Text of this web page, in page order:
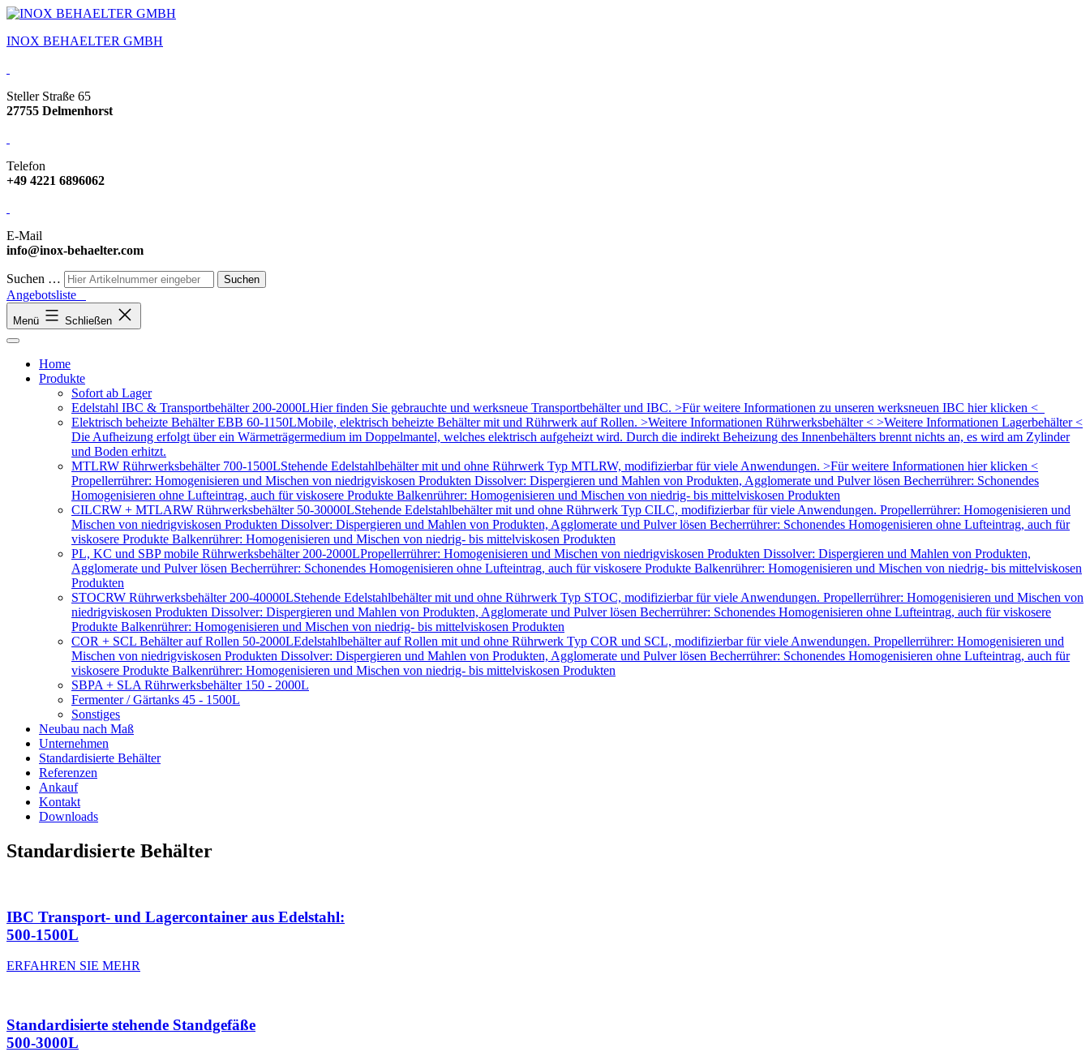
INOX BEHAELTER GMBH
Steller Straße 65
27755 Delmenhorst
Telefon
+49 4221 6896062
E-Mail
info@inox-behaelter.com
Suchen …
Angebotsliste
Menü Schließen
Home
Produkte
Sofort ab Lager
Edelstahl IBC & Transportbehälter 200-2000LHier finden Sie gebrauchte und werksneue Transportbehälter und IBC. >Für weitere Informationen zu unseren werksneuen IBC hier klicken <
Elektrisch beheizte Behälter EBB 60-1150LMobile, elektrisch beheizte Behälter mit und Rührwerk auf Rollen. >Weitere Informationen Rührwerksbehälter < >Weitere Informationen Lagerbehälter <
Die Aufheizung erfolgt über ein Wärmeträgermedium im Doppelmantel, welches elektrisch aufgeheizt wird. Durch die indirekt Beheizung des Innenbehälters brennt nichts an, es wird am Zylinder
und Boden erhitzt.
MTLRW Rührwerksbehälter 700-1500LStehende Edelstahlbehälter mit und ohne Rührwerk Typ MTLRW, modifizierbar für viele Anwendungen. >Für weitere Informationen hier klicken <
Propellerrührer: Homogenisieren und Mischen von niedrigviskosen Produkten Dissolver: Dispergieren und Mahlen von Produkten, Agglomerate und Pulver lösen Becherrührer: Schonendes
Homogenisieren ohne Lufteintrag, auch für viskosere Produkte Balkenrührer: Homogenisieren und Mischen von niedrig- bis mittelviskosen Produkten
CILCRW + MTLARW Rührwerksbehälter 50-30000LStehende Edelstahlbehälter mit und ohne Rührwerk Typ CILC, modifizierbar für viele Anwendungen. Propellerrührer: Homogenisieren und
Mischen von niedrigviskosen Produkten Dissolver: Dispergieren und Mahlen von Produkten, Agglomerate und Pulver lösen Becherrührer: Schonendes Homogenisieren ohne Lufteintrag, auch für
viskosere Produkte Balkenrührer: Homogenisieren und Mischen von niedrig- bis mittelviskosen Produkten
PL, KC und SBP mobile Rührwerksbehälter 200-2000LPropellerrührer: Homogenisieren und Mischen von niedrigviskosen Produkten Dissolver: Dispergieren und Mahlen von Produkten,
Agglomerate und Pulver lösen Becherrührer: Schonendes Homogenisieren ohne Lufteintrag, auch für viskosere Produkte Balkenrührer: Homogenisieren und Mischen von niedrig- bis mittelviskosen
Produkten
STOCRW Rührwerksbehälter 200-40000LStehende Edelstahlbehälter mit und ohne Rührwerk Typ STOC, modifizierbar für viele Anwendungen. Propellerrührer: Homogenisieren und Mischen von
niedrigviskosen Produkten Dissolver: Dispergieren und Mahlen von Produkten, Agglomerate und Pulver lösen Becherrührer: Schonendes Homogenisieren ohne Lufteintrag, auch für viskosere
Produkte Balkenrührer: Homogenisieren und Mischen von niedrig- bis mittelviskosen Produkten
COR + SCL Behälter auf Rollen 50-2000LEdelstahlbehälter auf Rollen mit und ohne Rührwerk Typ COR und SCL, modifizierbar für viele Anwendungen. Propellerrührer: Homogenisieren und
Mischen von niedrigviskosen Produkten Dissolver: Dispergieren und Mahlen von Produkten, Agglomerate und Pulver lösen Becherrührer: Schonendes Homogenisieren ohne Lufteintrag, auch für
viskosere Produkte Balkenrührer: Homogenisieren und Mischen von niedrig- bis mittelviskosen Produkten
SBPA + SLA Rührwerksbehälter 150 - 2000L
Fermenter / Gärtanks 45 - 1500L
Sonstiges
Neubau nach Maß
Unternehmen
Standardisierte Behälter
Referenzen
Ankauf
Kontakt
Downloads
Standardisierte Behälter
IBC Transport- und Lagercontainer aus Edelstahl:
500-1500L
ERFAHREN SIE MEHR
Standardisierte stehende Standgefäße
500-3000L